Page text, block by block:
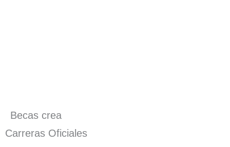
Becas crea
Carreras Oficiales